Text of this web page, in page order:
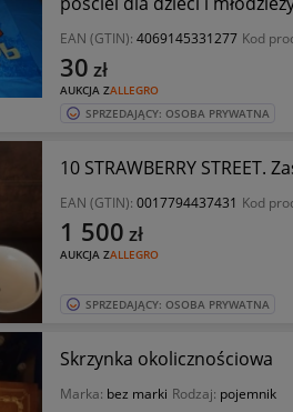
EAN (GTIN): 4069145331277 Kod
AUKCJA ZALLEGRO
30 zł
SPRZEDAJĄCY: OSOBA PRYWATNA
10 STRAWBERRY
EAN (GTIN): 0017794437431 Kod
AUKCJA ZALLEGRO
1 500 zł
SPRZEDAJĄCY: OSOBA PRYWATNA
Skrzynka okolicznościowa
Marka: bez marki Rodzaj: pojemnik